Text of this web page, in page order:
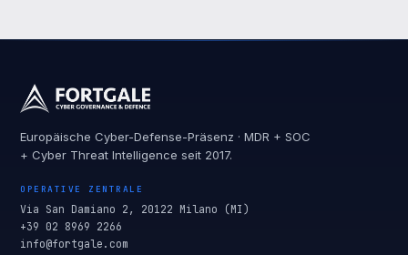
Europäische Cyber-Defense-Präsenz · MDR + SOC
+ Cyber Threat Intelligence seit 2017.
OPERATIVE ZENTRALE
Via San Damiano 2, 20122 Milano (MI)
+39 02 8969 2266
info@fortgale.com